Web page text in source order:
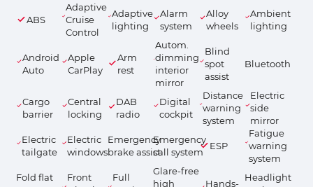
ABS
Adaptive
Cruise
Control
Adaptive
lighting
Alarm
system
Alloy
wheels
Ambient
lighting
Android
Auto
Apple
CarPlay
Arm
rest
Autom.
dimming
interior
mirror
Blind
spot
assist
Bluetooth
Cargo
barrier
Central
locking
DAB
radio
Digital
cockpit
Distance
warning
system
Electric
side
mirror
Electric
tailgate
Electric
windows
Emergency
brake assist
Emergency
call system
ESP
Fatigue
warning
system
Fold flat
Front
Full
Glare-free
high
Hands-
Headlight